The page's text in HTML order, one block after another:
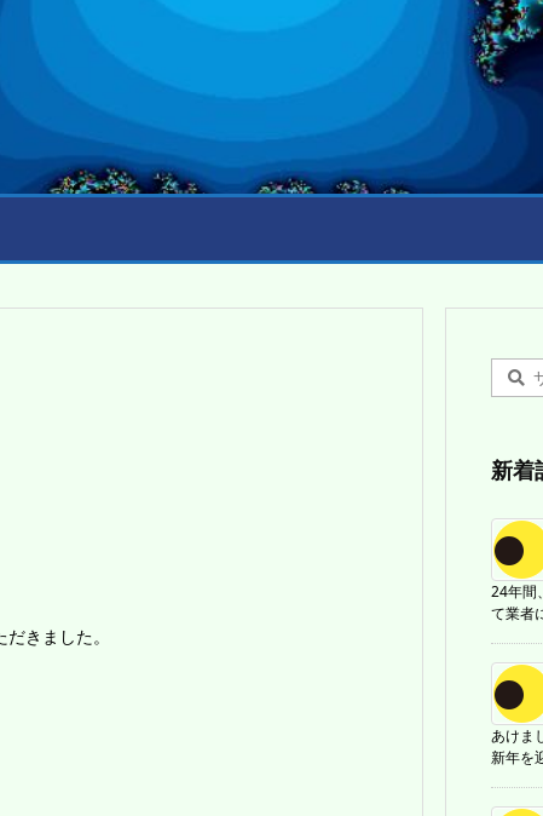
きました。
新着
24年間
て業者
あけま
新年を